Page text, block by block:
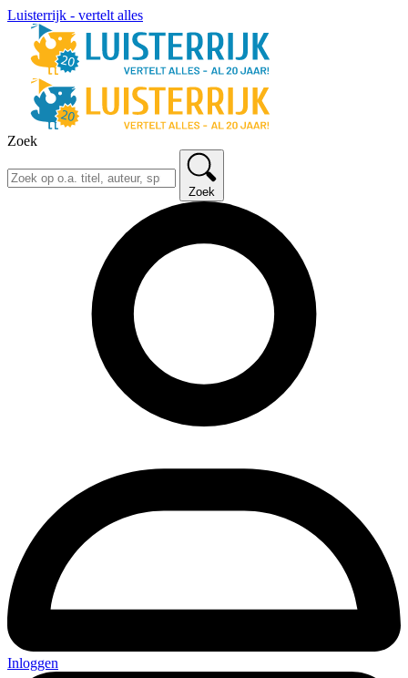
Luisterrijk - vertelt alles
Zoek
Zoek
Inloggen